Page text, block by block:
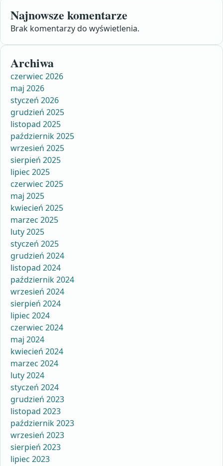
Najnowsze komentarze
Brak komentarzy do wyświetlenia.
Archiwa
czerwiec 2026
maj 2026
styczeń 2026
grudzień 2025
listopad 2025
październik 2025
wrzesień 2025
sierpień 2025
lipiec 2025
czerwiec 2025
maj 2025
kwiecień 2025
marzec 2025
luty 2025
styczeń 2025
grudzień 2024
listopad 2024
październik 2024
wrzesień 2024
sierpień 2024
lipiec 2024
czerwiec 2024
maj 2024
kwiecień 2024
marzec 2024
luty 2024
styczeń 2024
grudzień 2023
listopad 2023
październik 2023
wrzesień 2023
sierpień 2023
lipiec 2023